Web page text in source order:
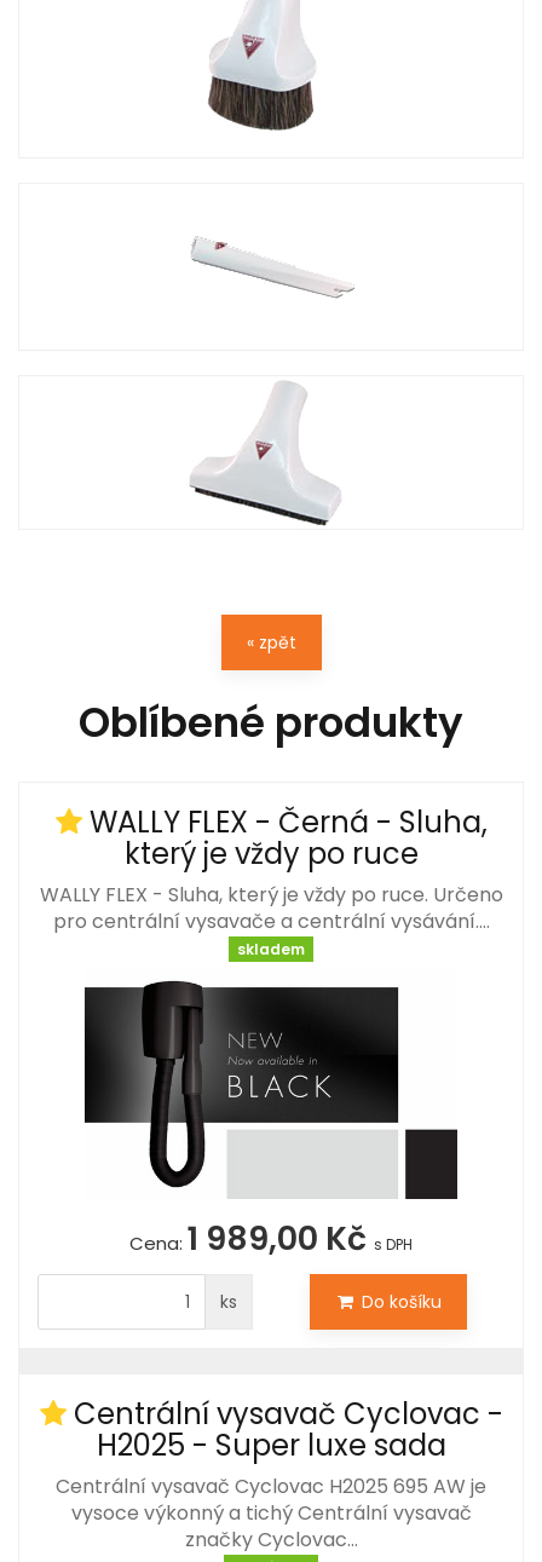
« zpět
Oblíbené produkty
WALLY FLEX - Černá - Sluha,
který je vždy po ruce
WALLY FLEX - Sluha, který je vždy po ruce. Určeno
pro centrální vysavače a centrální vysávání.…
skladem
Cena: 1 989,00 Kč s DPH
ks Do košíku
Centrální vysavač Cyclovac -
H2025 - Super luxe sada
Centrální vysavač Cyclovac H2025 695 AW je
vysoce výkonný a tichý Centrální vysavač
značky Cyclovac…